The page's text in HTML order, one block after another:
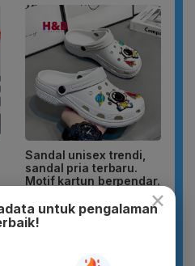
Sandal unisex trendi,
sandal pria terbaru.
Motif kartun berpendar.
×
untuk pengalaman